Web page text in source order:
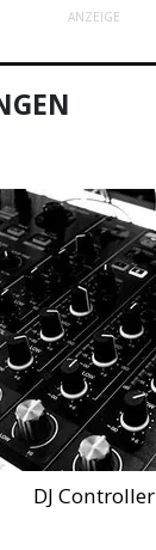
ANZEIGE
DJ Controller